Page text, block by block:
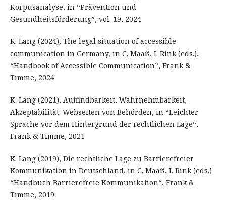
Korpusanalyse, in “Prävention und
Gesundheitsförderung”, vol. 19, 2024
K. Lang (2024), The legal situation of accessible
communication in Germany, in C. Maaß, I. Rink (eds.),
“Handbook of Accessible Communication”, Frank &
Timme, 2024
K. Lang (2021), Auffindbarkeit, Wahrnehmbarkeit,
Akzeptabilität. Webseiten von Behörden, in “Leichter
Sprache vor dem Hintergrund der rechtlichen Lage“,
Frank & Timme, 2021
K. Lang (2019), Die rechtliche Lage zu Barrierefreier
Kommunikation in Deutschland, in C. Maaß, I. Rink (eds.)
“Handbuch Barrierefreie Kommunikation“, Frank &
Timme, 2019